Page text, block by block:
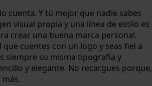
cuenta. Y tú mejor que nadie sabes
visual propia y una línea de estilo es
crear una buena marca personal.
que cuentes con un logo y seas fiel a
siempre su misma tipografía y
y elegante. No recargues porque,